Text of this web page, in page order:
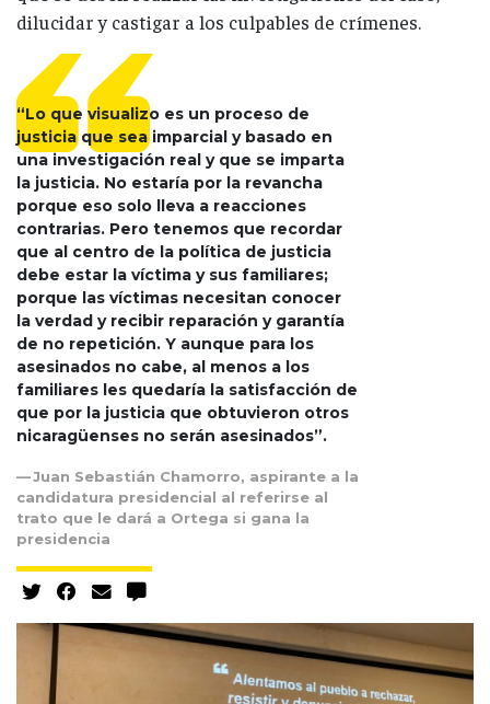
dilucidar y castigar a los culpables de crímenes.
“Lo que visualizo es un proceso de
justicia que sea imparcial y basado en
una investigación real y que se imparta
la justicia. No estaría por la revancha
porque eso solo lleva a reacciones
contrarias. Pero tenemos que recordar
que al centro de la política de justicia
debe estar la víctima y sus familiares;
porque las víctimas necesitan conocer
la verdad y recibir reparación y garantía
de no repetición. Y aunque para los
asesinados no cabe, al menos a los
familiares les quedaría la satisfacción de
que por la justicia que obtuvieron otros
nicaragüenses no serán asesinados”.
Juan Sebastián Chamorro, aspirante a la
candidatura presidencial al referirse al
trato que le dará a Ortega si gana la
presidencia